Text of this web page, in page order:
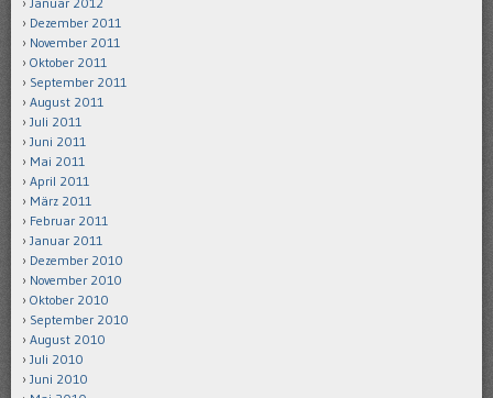
Dezember 2011
November 2011
Oktober 2011
September 2011
August 2011
Juli 2011
Juni 2011
Mai 2011
April 2011
März 2011
Februar 2011
Januar 2011
Dezember 2010
November 2010
Oktober 2010
September 2010
August 2010
Juli 2010
Juni 2010